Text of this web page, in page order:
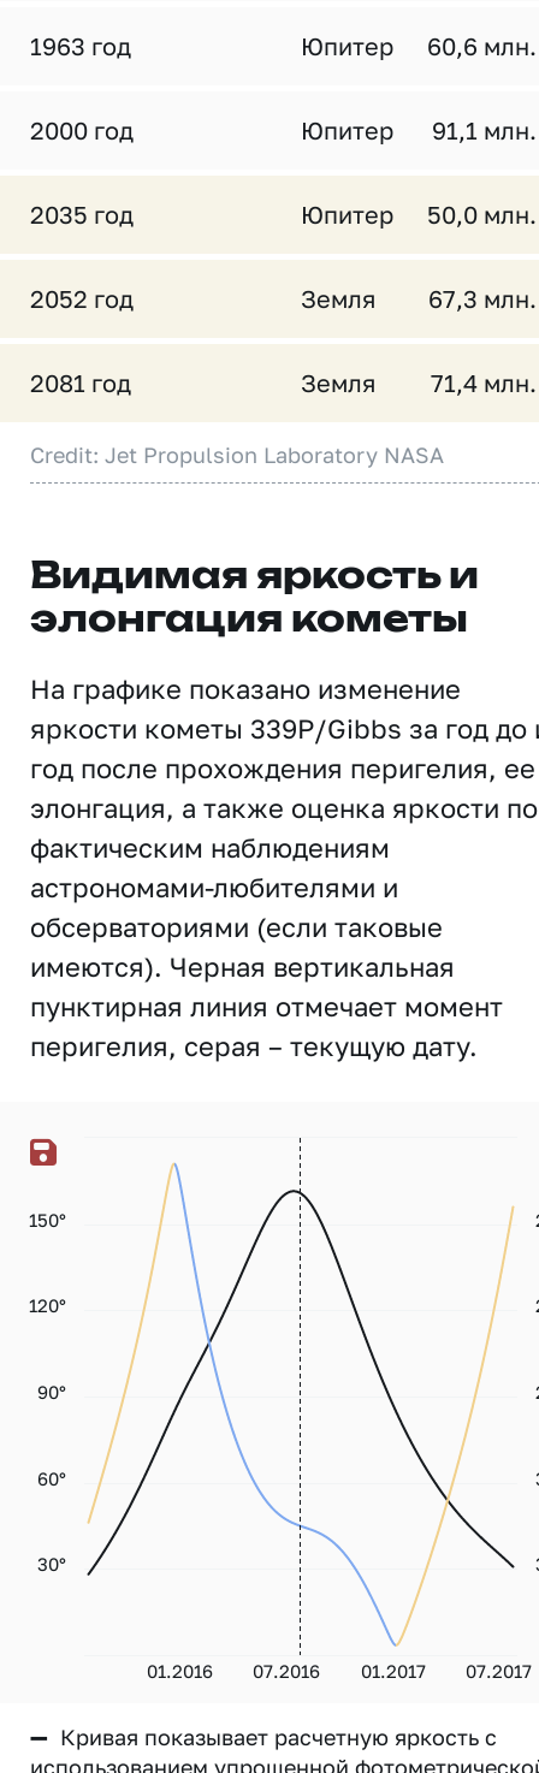
1963 год Юпитер 60,6
2000 год Юпитер 91,1
2035 год Юпитер 50,0
2052 год Земля 67,3
2081 год Земля 71,4
Credit: Jet Propulsion Laboratory NASA
Видимая яркость и
элонгация кометы
На графике показано изменение
яркости кометы 339P/Gibbs за год до
год после прохождения перигелия, ее
элонгация, а также оценка яркости по
фактическим наблюдениям
астрономами-любителями и
обсерваториями (если таковые
имеются). Черная вертикальная
пунктирная линия отмечает момент
перигелия, серая – текущую дату.
01.2016 07.2016 01.2017 07.2017
30°
60°
90°
120°
150°
— Кривая показывает расчетную яркость с
использованием упрощенной